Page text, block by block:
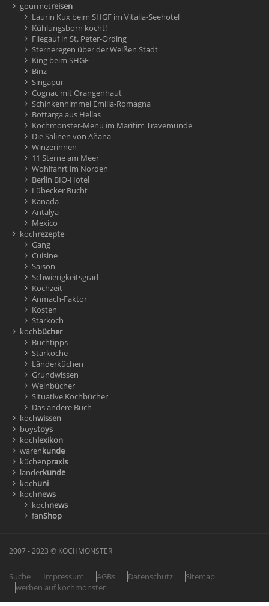
gourmetreisen
Laurin Kux beim SHGF im Vitalia-Seehotel
Kühlungsborn kocht!
Fliegauf in St. Peter-Ording
Sterneregen über der Weißen Stadt
King beim SHGF
Binz
Singapur
Cognac mit Orangenhaut
Schinkenhimmel Emilia-Romagna
Bottarga aus Hellas
Kochmonster-Menü im Maritim Travemünde
Die Salinen von Añana
Winzerinnen
11 Sterne am Meer
Wohlfahrt im Norden
Berlin BIO-Hotel
Lübecker Bucht
Kanada
Antalya
Mexico
kochrezepte
Gang
Cuisine
Saison
Schwierigkeitsgrad
Kochzeit
Anmach-Faktor
Kosten
Starkoch
kochbücher
Buchtipps
Starköche
Länderküchen
Grundwissen
Weinbücher
Situative Kochbücher
Das andere Buch
kochwissen
boystoys
kochlexikon
warenkunde
küchenpraxis
länderkunde
kochuni
kochnews
kochnews
fanShop
2007 - 2023 © KOCHMONSTER
Suche Impressum AGBs Datenschutz
Sitemap
werben auf kochmonster